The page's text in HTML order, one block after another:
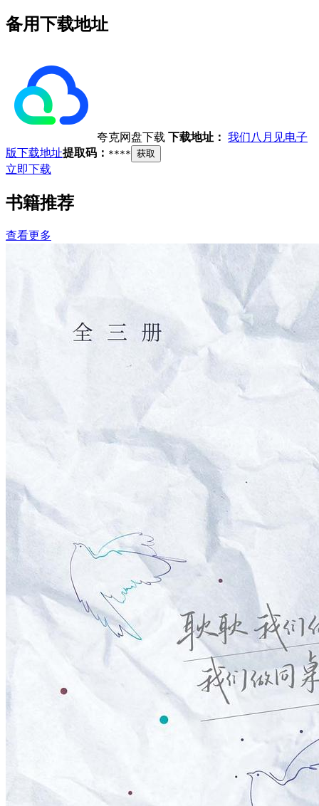
备用下载地址
夸克网盘下载 下载地址： 我们八月见电子
版下载地址提取码： **** 获取
立即下载
书籍推荐
查看更多